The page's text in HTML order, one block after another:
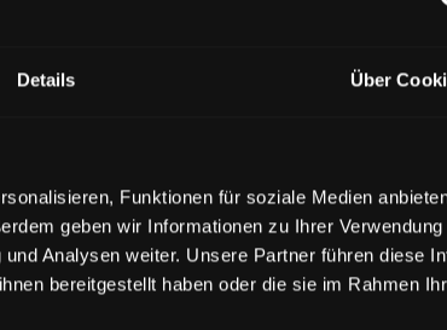
Details Über
Funktionen für soziale Medien
geben wir Informationen zu Ihrer
Analysen weiter. Unsere Partner führen diese
bereitgestellt haben oder die sie im Rahmen